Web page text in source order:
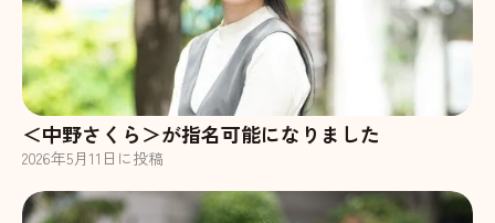
＜中野さくら＞が指名可能になりました
2026年5月 11 日に投稿